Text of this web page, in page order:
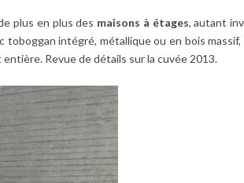
plus en plus des maisons à étages, autant
toboggan intégré, métallique ou en bois massif,
Revue de détails sur la cuvée 2013.